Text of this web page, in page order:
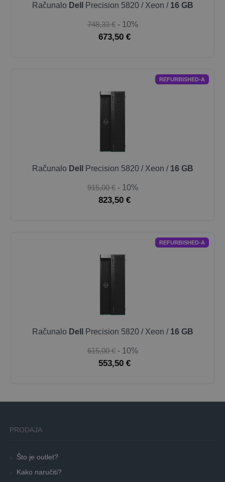
Računalo Dell Precision 5820 / Xeon / 16 GB
748,33 € - 10%
673,50 €
REFURBISHED-A
Računalo Dell Precision 5820 / Xeon / 16 GB
915,00 € - 10%
823,50 €
REFURBISHED-A
Računalo Dell Precision 5820 / Xeon / 16 GB
615,00 € - 10%
553,50 €
PRODAJA
Što je outlet?
Kako naručiti?